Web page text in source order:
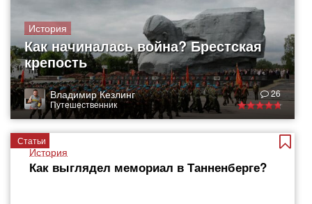
История
Как начиналась война? Брестская
крепость
Владимир Кезлинг
Путешественник
26
Статьи
История
Как выглядел мемориал в Танненберге?